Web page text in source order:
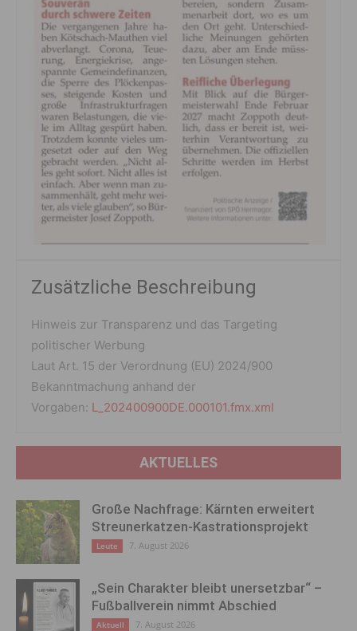
Zusätzliche Beschreibung
Hinweis zur Transparenz und das Targeting
politischer Werbung
Laut Art. 15 der Verordnung (EU) 2024/900
Bekanntmachung anhand der
Vorgaben: L_202400900DE.000101.fmx.xml
AKTUELLES
Große Nachfrage: Kärnten erweitert
Streunerkatzen-Kastrationsprojekt
Leute 7. August 2026
„Sein Charakter bleibt unersetzbar“ –
Fußballverein nimmt Abschied
Aktuell 7. August 2026